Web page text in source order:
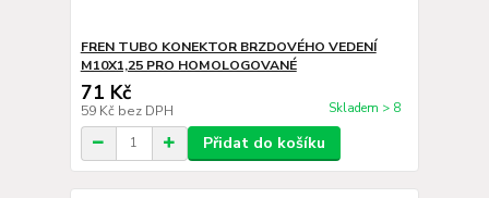
FREN TUBO KONEKTOR BRZDOVÉHO VEDENÍ
M10X1,25 PRO HOMOLOGOVANÉ
71 Kč
59 Kč bez DPH Skladem > 8
Přidat do košíku